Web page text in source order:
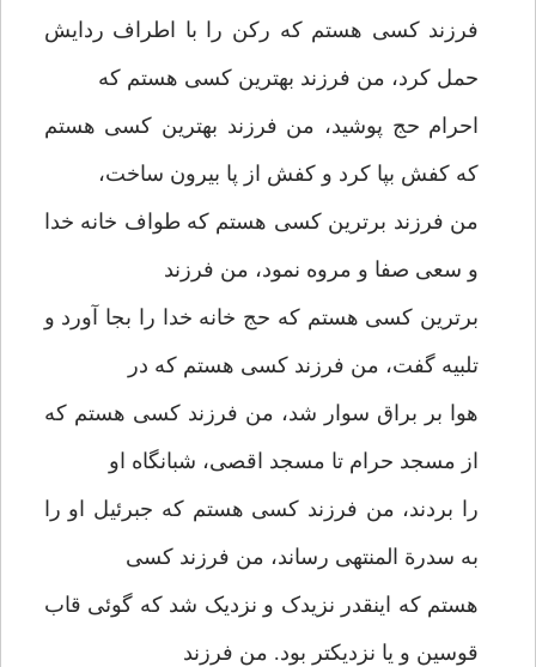
فرزند کسی هستم که رکن را با اطراف ردایش
حمل کرد، من فرزند بهترین کسی هستم که
احرام حج پوشید، من فرزند بهترین کسی هستم
که کفش بپا کرد و کفش از پا بیرون ساخت،
من فرزند برترین کسی هستم که طواف خانه خدا
و سعی صفا و مروه نمود، من فرزند
برترین کسی هستم که حج خانه خدا را بجا آورد و
تلبیه گفت، من فرزند کسی هستم که در
هوا بر براق سوار شد، من فرزند کسی هستم که
از مسجد حرام تا مسجد اقصی، شبانگاه او
را بردند، من فرزند کسی هستم که جبرئیل او را
به سدرة المنتهی رساند، من فرزند کسی
هستم که اینقدر نزیدک و نزدیک شد که گوئی قاب
قوسین و یا نزدیکتر بود. من فرزند